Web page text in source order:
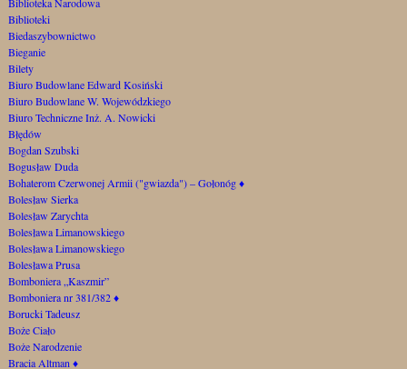
Biblioteki
Biedaszybownictwo
Bieganie
Bilety
Biuro Budowlane Edward Kosiński
Biuro Budowlane W. Wojewódzkiego
Biuro Techniczne Inż. A. Nowicki
Błędów
Bogdan Szubski
Bogusław Duda
Bohaterom Czerwonej Armii ("gwiazda") – Gołonóg♦
Bolesław Sierka
Bolesław Zarychta
Bolesława Limanowskiego
Bolesława Limanowskiego
Bolesława Prusa
Bomboniera „Kaszmir”
Bomboniera nr 381/382♦
Borucki Tadeusz
Boże Ciało
Boże Narodzenie
Bracia Altman ♦